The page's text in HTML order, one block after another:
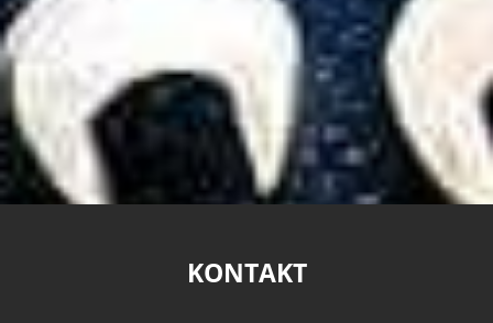
KONTAKT